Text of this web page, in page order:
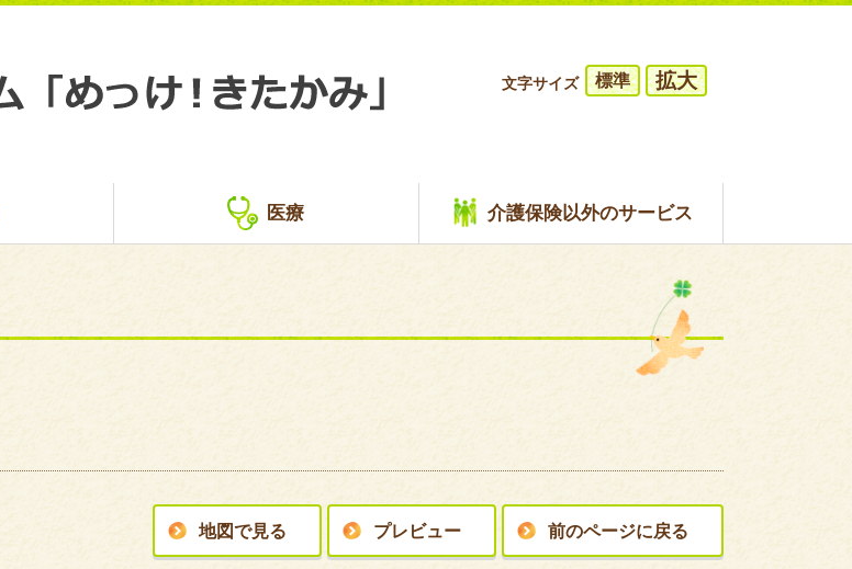
文字サイズ 標準 拡大
医療 介護保険以外のサービス
地図で見る プレビュー 前のページに戻る